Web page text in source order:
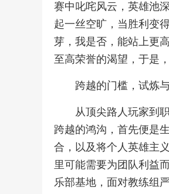
赛中叱咤风云，英雄池
起一丝空旷，当胜利变
芽，我是否，能站上更
至高荣誉的渴望，于是
跨越的门槛，试炼
从顶尖路人玩家到
跨越的鸿沟，首先便是
合，以及将个人英雄主
里可能需要为团队利益
乐部基地，面对教练组